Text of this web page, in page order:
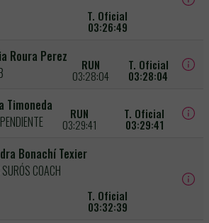
T. Oficial
03:26:49
Roura Perez
RUN
03:28:04
T. Oficial
03:28:04
Timoneda
RUN
03:29:41
T. Oficial
03:29:41
Bonachí Texier
SURÓS COACH
T. Oficial
03:32:39